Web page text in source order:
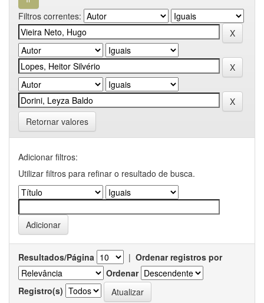
Filtros correntes:
Retornar valores
Adicionar filtros:
Utilizar filtros para refinar o resultado de busca.
Resultados/Página | Ordenar registros por
Ordenar
Registro(s)